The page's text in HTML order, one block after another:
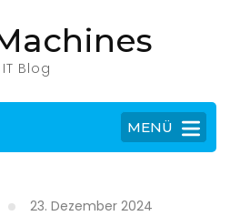
IT Blog
MENÜ
23. Dezember 2024